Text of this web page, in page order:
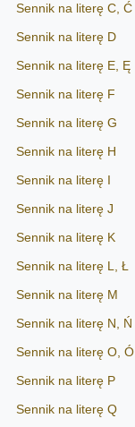
Sennik na literę C, Ć
Sennik na literę D
Sennik na literę E, Ę
Sennik na literę F
Sennik na literę G
Sennik na literę H
Sennik na literę I
Sennik na literę J
Sennik na literę K
Sennik na literę L, Ł
Sennik na literę M
Sennik na literę N, Ń
Sennik na literę O, Ó
Sennik na literę P
Sennik na literę Q